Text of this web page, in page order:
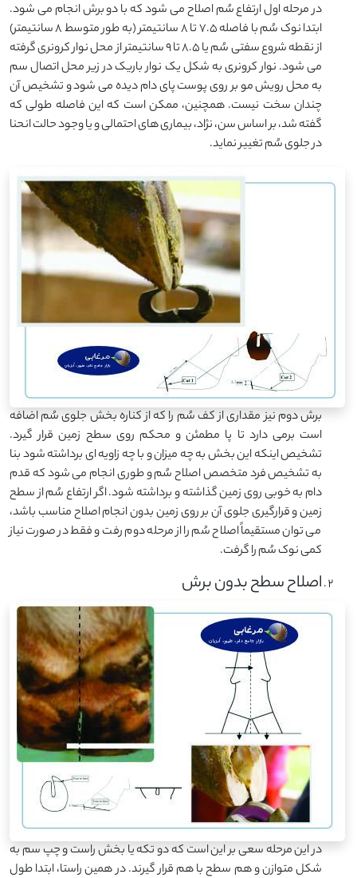
در مرحله اول ارتفاع سُم اصلاح می شود که با دو برش انجام می شود.
ابتدا نوک سُم با فاصله ۷.۵ تا ۸ سانتیمتر (به طور متوسط 8 سانتیمتر)
از نقطه شروع سفتی سُم یا ۸.۵ تا ۹ سانتیمتر از محل نوار کرونری گرفته
می شود. نوار کرونری به شکل یک نوار باریک در زیر محل اتصال سم
به محل رویش مو بر روی پوست پای دام دیده می شود و تشخیص آن
چندان سخت نیست. همچنین، ممکن است که این فاصله طولی که
گفته شد، بر اساس سن، نژاد، بیماری های احتمالی و یا وجود حالت انحنا
در جلوی سُم تغییر نماید.
برش دوم نیز مقداری از کف سُم را که از کناره بخش جلوی سُم اضافه
است برمی دارد تا پا مطمئن و محکم روی سطح زمین قرار گیرد.
تشخیص اینکه این بخش به چه میزان و با چه زاویه ای برداشته شود بنا
به تشخیص فرد متخصص اصلاح سُم و طوری انجام می شود که قدم
دام به خوبی روی زمین گذاشته و برداشته شود. اگر ارتفاع سُم از سطح
زمین و قرارگیری جلوی آن بر روی زمین بدون انجام اصلاح مناسب باشد،
می توان مستقیماً اصلاح سُم را از مرحله دوم رفت و فقط در صورت نیاز
کمی نوک سُم را گرفت.
اصلاح سطح بدون برش
در این مرحله سعی بر این است که دو تکه یا بخش راست و چپ سم به
شکل متوازن و هم سطح با هم قرار گیرند. در همین راستا، ابتدا طول